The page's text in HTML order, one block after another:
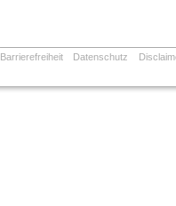
Barrierefreiheit Datenschutz